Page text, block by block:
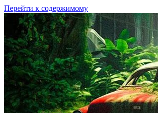
Перейти к содержимому